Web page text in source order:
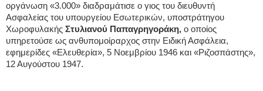
οργάνωση «3.000» διαδραμάτισε ο γιος του διευθυντή
Ασφαλείας του υπουργείου Εσωτερικών, υποστράτηγου
Χωροφυλακής Στυλιανού Παπαγρηγοράκη, ο οποίος
υπηρετούσε ως ανθυπομοίραρχος στην Ειδική Ασφάλεια,
εφημερίδες «Ελευθερία», 5 Νοεμβρίου 1946 και «Ριζοσπάστης»,
12 Αυγούστου 1947.